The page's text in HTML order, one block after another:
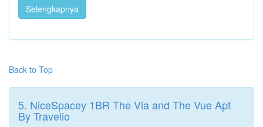
Selengkapnya
Back to Top
5. NiceSpacey 1BR The Via and The Vue Apt
By Travelio